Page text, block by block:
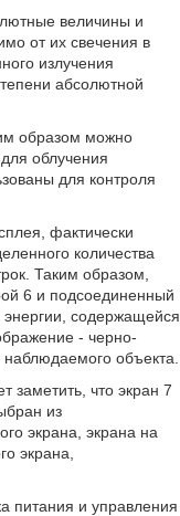
величины и
от их свечения в
излучения
абсолютной
образом можно
облучения
для контроля
фактически
количества
Таким образом,
6 и подсоединенный
энергии, содержащейся
- черно-
объекта.
заметить, что экран 7
из
экрана, экрана на
экрана,
питания и управления